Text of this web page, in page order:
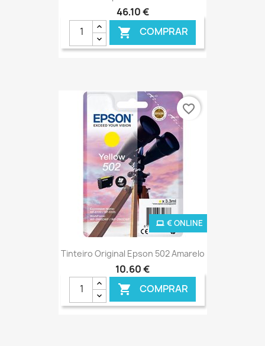
46,10 €
 COMPRAR
Tinteiro Original Epson 502 Amarelo
10,60 €
 COMPRAR
€ ONLINE
favorite_border